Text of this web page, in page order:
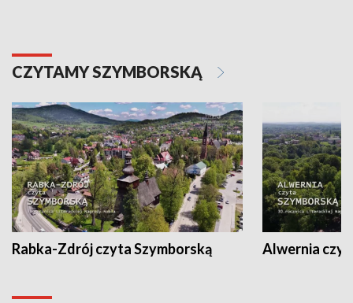
CZYTAMY SZYMBORSKĄ
Rabka-Zdrój czyta Szymborską Alwernia